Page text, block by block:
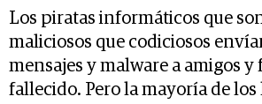
Los piratas informáticos que
maliciosos que codiciosos
mensajes y malware a amigos y
fallecido. Pero la mayoría de los